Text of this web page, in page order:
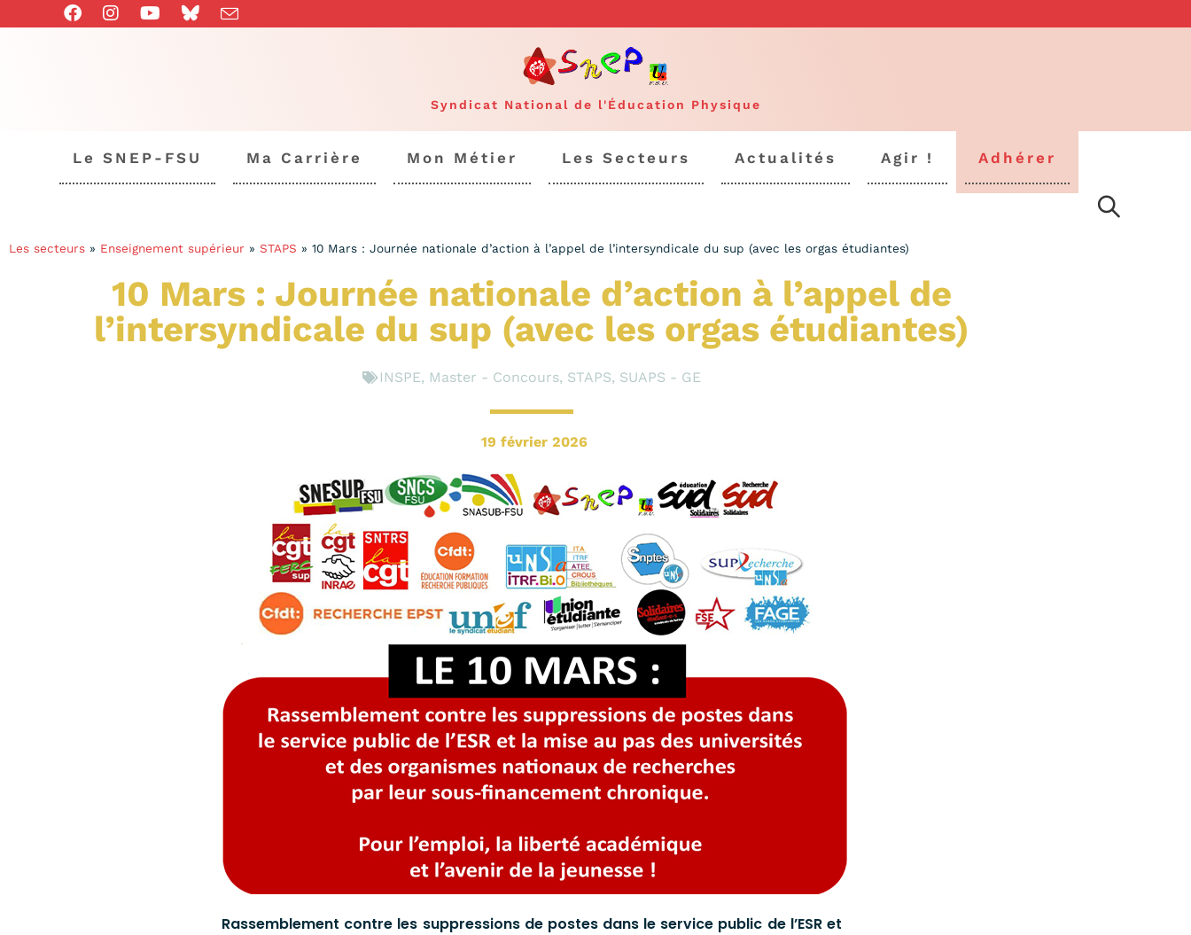
Syndicat National de l'Éducation Physique
Le SNEP-FSU Ma Carrière Mon Métier Les Secteurs Actualités Agir ! Adhérer
Les secteurs » Enseignement supérieur » STAPS » 10 Mars : Journée nationale d’action à l’appel de l’intersyndicale du sup (avec les orgas étudiantes)
10 Mars : Journée nationale d’action à l’appel de
l’intersyndicale du sup (avec les orgas étudiantes)
INSPE, Master - Concours, STAPS, SUAPS - GE
19 février 2026
Rassemblement contre les suppressions de postes dans le service public de l’ESR et